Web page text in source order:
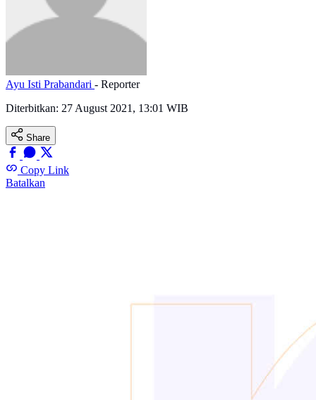
Ayu Isti Prabandari - Reporter
Diterbitkan: 27 August 2021, 13:01 WIB
Share
Copy Link
Batalkan